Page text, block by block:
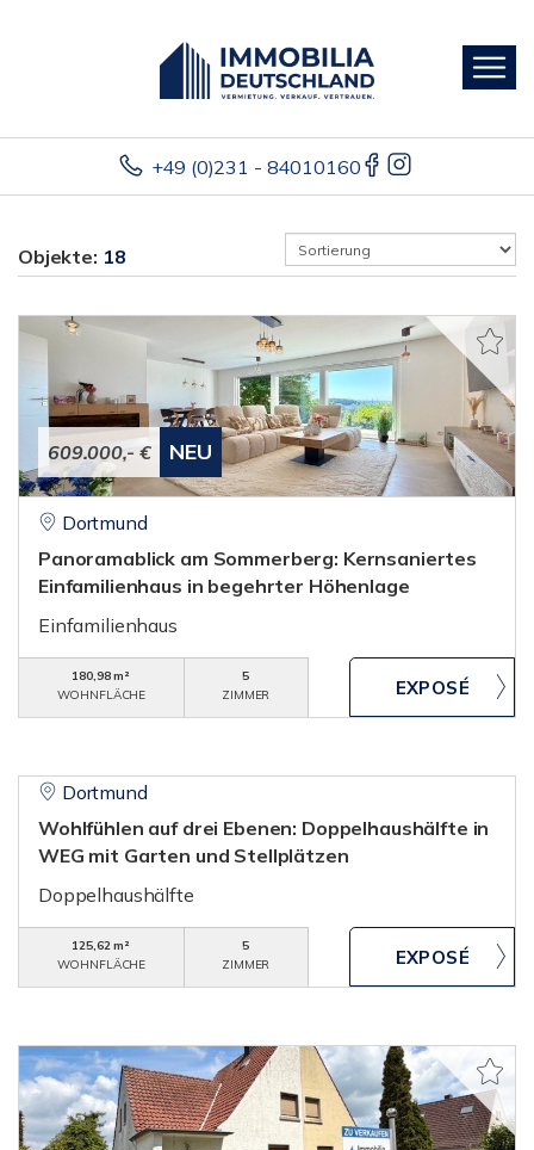
+49 (0)231 - 84010160
Objekte: 18
609.000,- € NEU
Dortmund
Panoramablick am Sommerberg: Kernsaniertes
Einfamilienhaus in begehrter Höhenlage
Einfamilienhaus
180,98 m²
WOHNFLÄCHE
5
ZIMMER
Dortmund
Wohlfühlen auf drei Ebenen: Doppelhaushälfte in
WEG mit Garten und Stellplätzen
Doppelhaushälfte
125,62 m²
WOHNFLÄCHE
5
ZIMMER